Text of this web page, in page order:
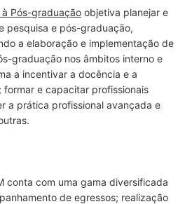
Pós-graduação objetiva planejar e
pesquisa e pós-graduação,
a elaboração e implementação de
graduação nos âmbitos interno e
a incentivar a docência e a
e capacitar profissionais
a prática profissional avançada e
conta com uma gama diversificada
de egressos; realização